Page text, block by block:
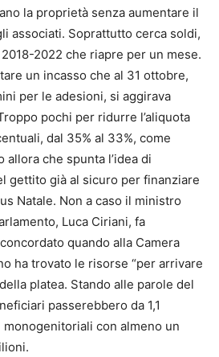
la proprietà senza aumentare il
associati. Soprattutto cerca soldi,
2022 che riapre per un mese.
un incasso che al 31 ottobre,
per le adesioni, si aggirava
pochi per ridurre l’aliquota
dal 35% al 33%, come
allora che spunta l’idea di
gettito già al sicuro per finanziare
Natale. Non a caso il ministro
Luca Ciriani, fa
quando alla Camera
ha trovato le risorse “per arrivare
platea. Stando alle parole del
passerebbero da 1,1
con almeno un